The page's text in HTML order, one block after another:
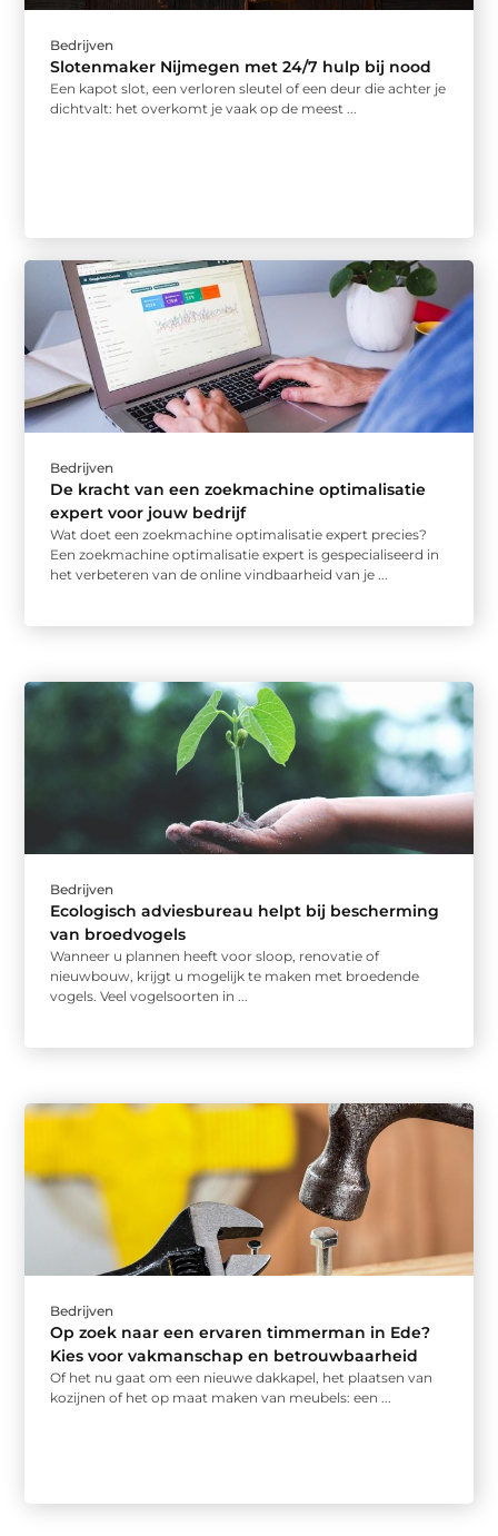
Bedrijven
Slotenmaker Nijmegen met 24/7 hulp bij nood
Een kapot slot, een verloren sleutel of een deur die achter je
dichtvalt: het overkomt je vaak op de meest ...
Bedrijven
De kracht van een zoekmachine optimalisatie
expert voor jouw bedrijf
Wat doet een zoekmachine optimalisatie expert precies?
Een zoekmachine optimalisatie expert is gespecialiseerd in
het verbeteren van de online vindbaarheid van je ...
Bedrijven
Ecologisch adviesbureau helpt bij bescherming
van broedvogels
Wanneer u plannen heeft voor sloop, renovatie of
nieuwbouw, krijgt u mogelijk te maken met broedende
vogels. Veel vogelsoorten in ...
Bedrijven
Op zoek naar een ervaren timmerman in Ede?
Kies voor vakmanschap en betrouwbaarheid
Of het nu gaat om een nieuwe dakkapel, het plaatsen van
kozijnen of het op maat maken van meubels: een ...